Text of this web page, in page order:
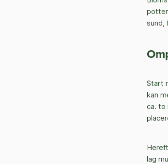
sund,
Start
kan
ca. to
lag